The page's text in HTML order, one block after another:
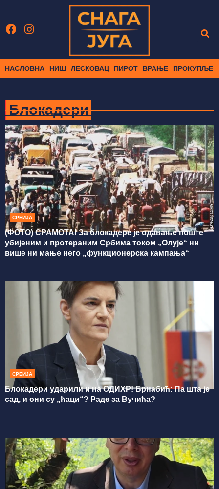
НАСЛОВНА НИШ ЛЕСКОВАЦ ПИРОТ ВРАЊЕ ПРОКУПЉЕ
Блокадери
СРБИЈА
(ФОТО) СРАМОТА! За блокадере је одавање поште
убијеним и протераним Србима током „Олује“ ни
више ни мање него „функционерска кампања“
СРБИЈА
Блокадери ударили и на ОДИХР! Брнабић: Па шта је
сад, и они су „ћаци“? Раде за Вучића?